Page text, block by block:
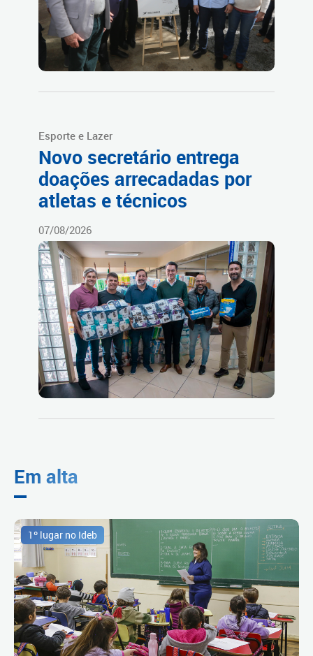
Esporte e Lazer
Novo secretário entrega
doações arrecadadas por
atletas e técnicos
07/08/2026
Em alta
1º lugar no Ideb